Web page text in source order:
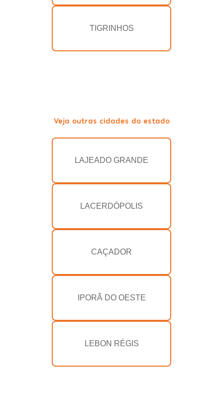
TIGRINHOS
Veja outras cidades do estado
LAJEADO GRANDE
LACERDÓPOLIS
CAÇADOR
IPORÃ DO OESTE
LEBON RÉGIS